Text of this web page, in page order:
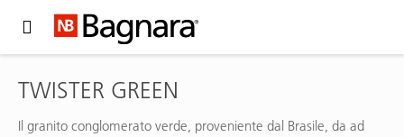
TWISTER GREEN
Il granito conglomerato verde, proveniente dal Brasile, da ad